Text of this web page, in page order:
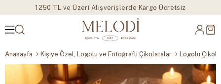
1250 TL ve Üzeri Alışverişlerde Kargo Ücretsiz
Anasayfa Kişiye Özel, Logolu ve Fotoğraflı Çikolatalar Logolu